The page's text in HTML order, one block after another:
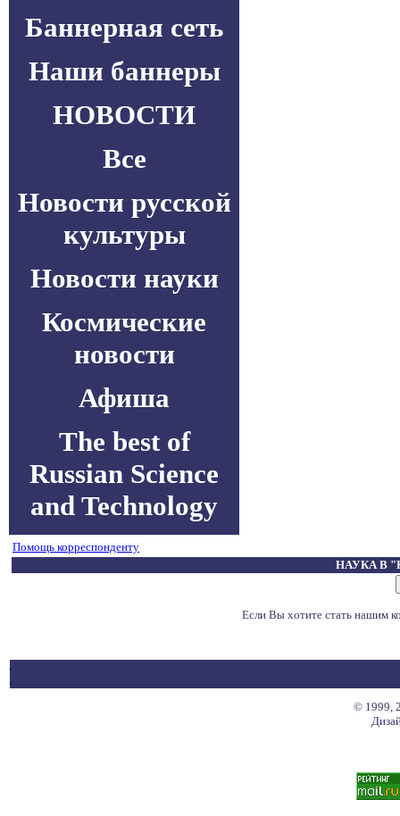
Баннерная сеть
Наши баннеры
НОВОСТИ
Все
Новости русской
культуры
Новости науки
Космические
новости
Афиша
The best of
Russian Science
and Technology
Помощь корреспонденту
НАУКА В
Если Вы хотите стать нашим
© 1999,